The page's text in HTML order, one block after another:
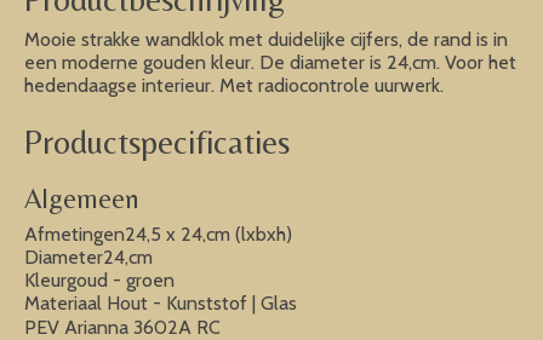
Mooie strakke wandklok met duidelijke cijfers, de rand is in
een moderne gouden kleur. De diameter is 24,cm. Voor het
hedendaagse interieur. Met radiocontrole uurwerk.
Productspecificaties
Algemeen
Afmetingen24,5 x 24,cm (lxbxh)
Diameter24,cm
Kleurgoud - groen
Materiaal Hout - Kunststof | Glas
PEV Arianna 3602A RC